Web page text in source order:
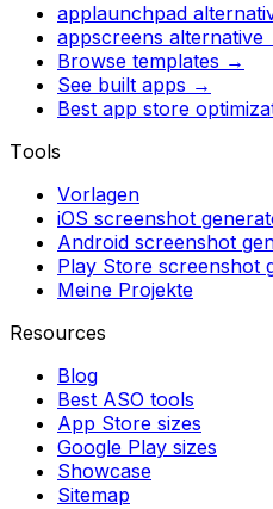
applaunchpad
appscreens alternative
Browse templates →
See built apps →
Best app store
Tools
Vorlagen
iOS screenshot
Android screenshot
Play Store screenshot
Meine Projekte
Resources
Blog
Best ASO tools
App Store sizes
Google Play sizes
Showcase
Sitemap